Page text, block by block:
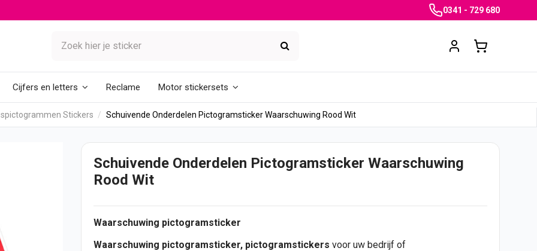
0341 - 729 680
Cijfers en letters Reclame Motor stickersets
Stickers Schuivende Onderdelen Pictogramsticker Waarschuwing Rood Wit
Schuivende Onderdelen Pictogramsticker Waarschuwing
Rood Wit
Waarschuwing pictogramsticker
Waarschuwing pictogramsticker, pictogramstickers voor uw bedrijf of